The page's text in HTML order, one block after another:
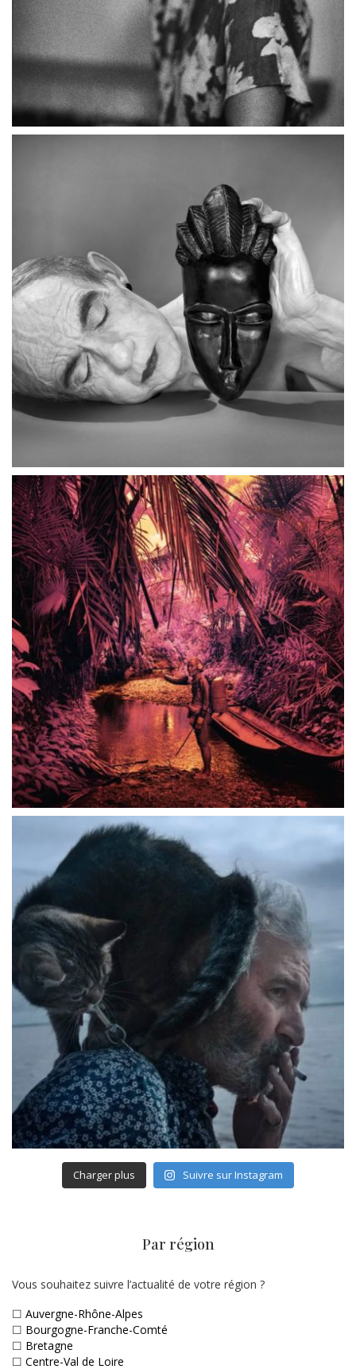
Charger plus Suivre sur Instagram
Par région
Vous souhaitez suivre l’actualité de votre région ?
☐ Auvergne-Rhône-Alpes
☐ Bourgogne-Franche-Comté
☐ Bretagne
☐ Centre-Val de Loire